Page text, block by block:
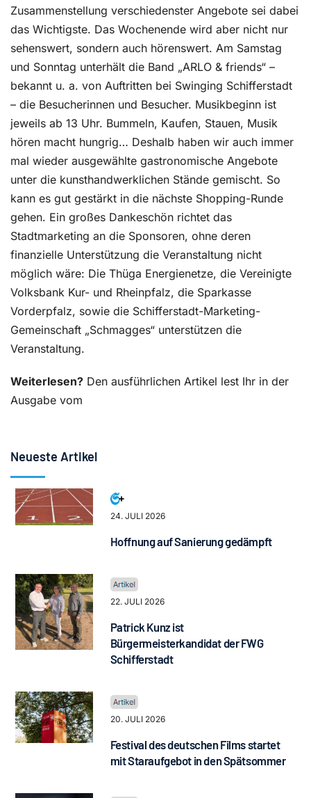
Zusammenstellung verschiedenster Angebote sei dabei
das Wichtigste. Das Wochenende wird aber nicht nur
sehenswert, sondern auch hörenswert. Am Samstag
und Sonntag unterhält die Band „ARLO & friends“ –
bekannt u. a. von Auftritten bei Swinging Schifferstadt
– die Besucherinnen und Besucher. Musikbeginn ist
jeweils ab 13 Uhr. Bummeln, Kaufen, Stauen, Musik
hören macht hungrig… Deshalb haben wir auch immer
mal wieder ausgewählte gastronomische Angebote
unter die kunsthandwerklichen Stände gemischt. So
kann es gut gestärkt in die nächste Shopping-Runde
gehen. Ein großes Dankeschön richtet das
Stadtmarketing an die Sponsoren, ohne deren
finanzielle Unterstützung die Veranstaltung nicht
möglich wäre: Die Thüga Energienetze, die Vereinigte
Volksbank Kur- und Rheinpfalz, die Sparkasse
Vorderpfalz, sowie die Schifferstadt-Marketing-
Gemeinschaft „Schmagges“ unterstützen die
Veranstaltung.
Weiterlesen? Den ausführlichen Artikel lest Ihr in der
Ausgabe vom
Neueste Artikel
24. JULI 2026
Hoffnung auf Sanierung gedämpft
22. JULI 2026
Patrick Kunz ist
Bürgermeisterkandidat der FWG
Schifferstadt
20. JULI 2026
Festival des deutschen Films startet
mit Staraufgebot in den Spätsommer